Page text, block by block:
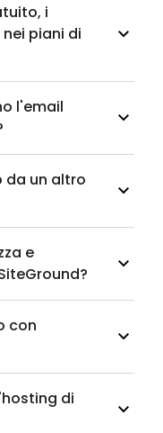
i
piani di
l'email
da un altro
e
con
di